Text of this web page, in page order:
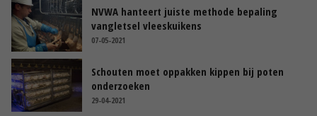
NVWA hanteert juiste methode bepaling
vangletsel vleeskuikens
07-05-2021
Schouten moet oppakken kippen bij poten
onderzoeken
29-04-2021